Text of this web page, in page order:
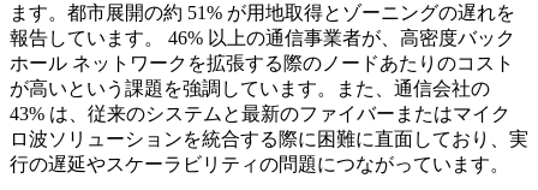
ます。都市展開の約 51% が用地取得とゾーニングの遅れを
報告しています。 46% 以上の通信事業者が、高密度バック
ホール ネットワークを拡張する際のノードあたりのコスト
が高いという課題を強調しています。また、通信会社の
43% は、従来のシステムと最新のファイバーまたはマイク
ロ波ソリューションを統合する際に困難に直面しており、実
行の遅延やスケーラビリティの問題につながっています。